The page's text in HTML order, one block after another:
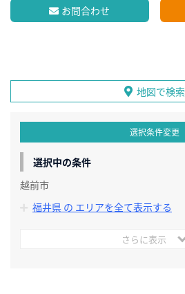
お問合わせ
地図で検索
選択条件変更
選択中の条件
越前市
福井県 の エリアを全て表示する
さらに表示